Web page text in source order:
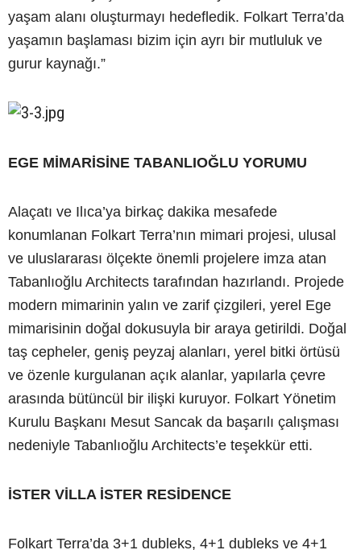
yaşam alanı oluşturmayı hedefledik. Folkart Terra’da
yaşamın başlaması bizim için ayrı bir mutluluk ve
gurur kaynağı.”
EGE MİMARİSİNE TABANLIOĞLU YORUMU
Alaçatı ve Ilıca’ya birkaç dakika mesafede
konumlanan Folkart Terra’nın mimari projesi, ulusal
ve uluslararası ölçekte önemli projelere imza atan
Tabanlıoğlu Architects tarafından hazırlandı. Projede
modern mimarinin yalın ve zarif çizgileri, yerel Ege
mimarisinin doğal dokusuyla bir araya getirildi. Doğal
taş cepheler, geniş peyzaj alanları, yerel bitki örtüsü
ve özenle kurgulanan açık alanlar, yapılarla çevre
arasında bütüncül bir ilişki kuruyor. Folkart Yönetim
Kurulu Başkanı Mesut Sancak da başarılı çalışması
nedeniyle Tabanlıoğlu Architects’e teşekkür etti.
İSTER VİLLA İSTER RESİDENCE
Folkart Terra’da 3+1 dubleks, 4+1 dubleks ve 4+1